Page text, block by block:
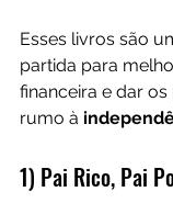
Esses livros são
partida para
financeira e dar
rumo à
1) Pai Rico, Pai